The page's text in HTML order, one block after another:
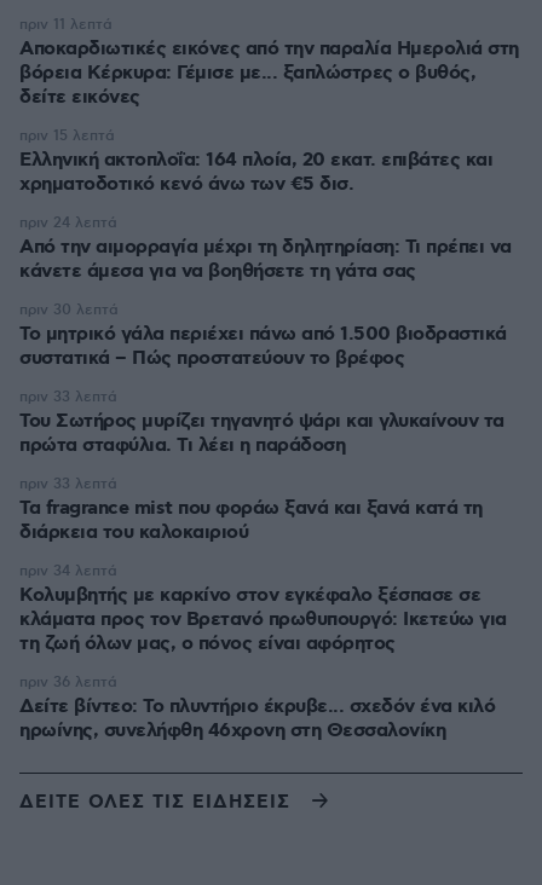
Αποκαρδιωτικές εικόνες από την παραλία Ημερολιά στη
βόρεια Κέρκυρα: Γέμισε με... ξαπλώστρες ο βυθός,
δείτε εικόνες
πριν 11 λεπτά
Ελληνική ακτοπλοΐα: 164 πλοία, 20 εκατ. επιβάτες και
χρηματοδοτικό κενό άνω των €5 δισ.
πριν 15 λεπτά
Από την αιμορραγία μέχρι τη δηλητηρίαση: Τι πρέπει να
κάνετε άμεσα για να βοηθήσετε τη γάτα σας
πριν 24 λεπτά
Το μητρικό γάλα περιέχει πάνω από 1.500 βιοδραστικά
συστατικά – Πώς προστατεύουν το βρέφος
πριν 30 λεπτά
Του Σωτήρος μυρίζει τηγανητό ψάρι και γλυκαίνουν τα
πρώτα σταφύλια. Τι λέει η παράδοση
πριν 33 λεπτά
Τα fragrance mist που φοράω ξανά και ξανά κατά τη
διάρκεια του καλοκαιριού
πριν 33 λεπτά
Κολυμβητής με καρκίνο στον εγκέφαλο ξέσπασε σε
κλάματα προς τον Βρετανό πρωθυπουργό: Ικετεύω για
τη ζωή όλων μας, ο πόνος είναι αφόρητος
πριν 34 λεπτά
Δείτε βίντεο: Το πλυντήριο έκρυβε... σχεδόν ένα κιλό
ηρωίνης, συνελήφθη 46χρονη στη Θεσσαλονίκη
πριν 36 λεπτά
ΔΕΙΤΕ ΟΛΕΣ ΤΙΣ ΕΙΔΗΣΕΙΣ